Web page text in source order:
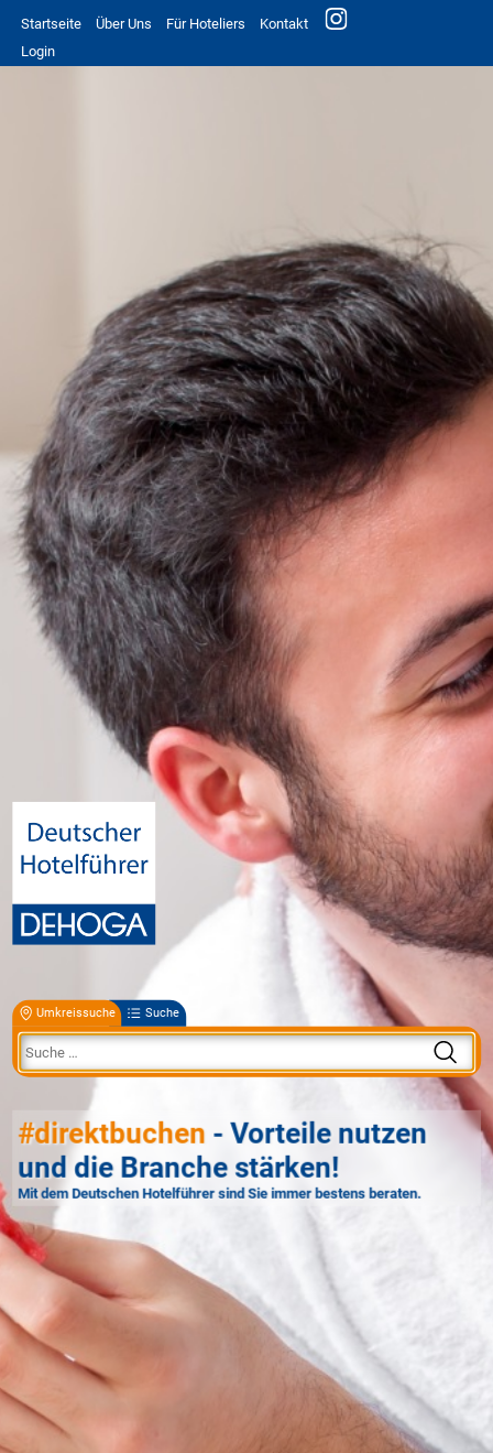
Startseite Über Uns Für Hoteliers
Kontakt
Login
Umkreissuche Suche
#direktbuchen - Vorteile nutzen
und die Branche stärken!
Mit dem Deutschen Hotelführer sind Sie immer bestens beraten.